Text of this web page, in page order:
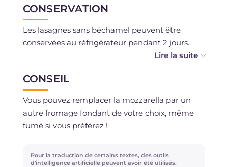
CONSERVATION
Les lasagnes sans béchamel peuvent être
conservées au réfrigérateur pendant 2 jours.
CONSEIL
Vous pouvez remplacer la mozzarella par un
autre fromage fondant de votre choix, même
fumé si vous préférez !
Pour la traduction de certains textes, des outils
d'intelligence artificielle peuvent avoir été utilisés.